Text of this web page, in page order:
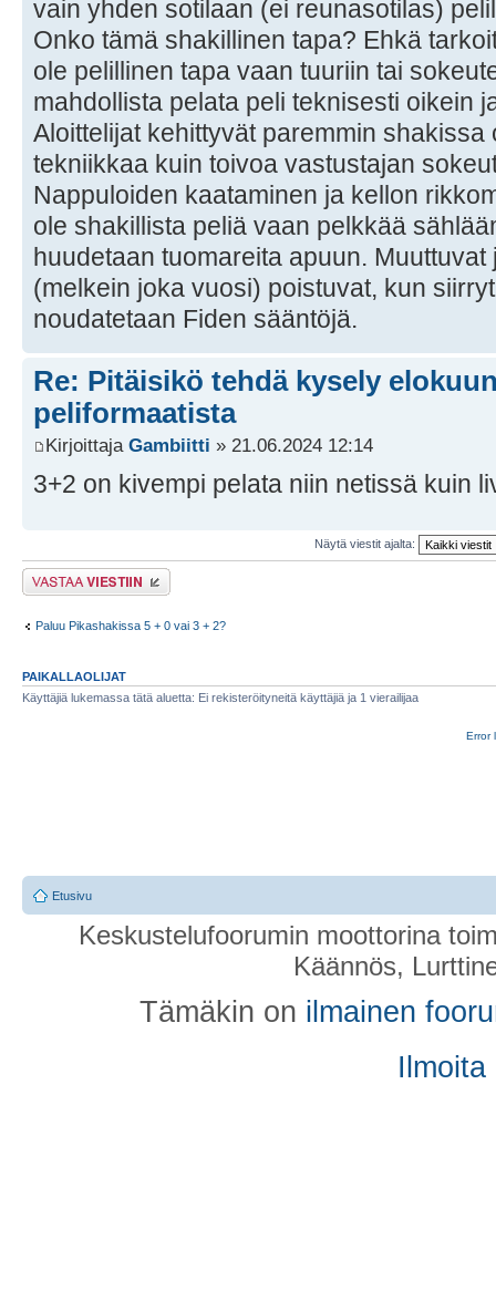
vain yhden sotilaan (ei reunasotilas)
Onko tämä shakillinen tapa? Ehkä
ole pelillinen tapa vaan tuuriin tai
mahdollista pelata peli teknisesti oikein
Aloittelijat kehittyvät paremmin shakissa
tekniikkaa kuin toivoa vastustajan
Nappuloiden kaataminen ja kellon
ole shakillista peliä vaan pelkkää
huudetaan tuomareita apuun.
(melkein joka vuosi) poistuvat, kun
noudatetaan Fiden sääntöjä.
Re: Pitäisikö tehdä kysely
peliformaatista
Kirjoittaja Gambiitti » 21.06.2024 12:14
3+2 on kivempi pelata niin netissä kuin
Näytä viestit ajalta:
Lähetä vastaus
Paluu Pikashakissa 5 + 0 vai 3 + 2?
PAIKALLAOLIJAT
Käyttäjiä lukemassa tätä aluetta: Ei rekisteröityneitä käyttäjiä ja 1 vierailijaa
Error
Etusivu
Keskustelufoorumin moottorina
Käännös,
Tämäkin on ilmainen